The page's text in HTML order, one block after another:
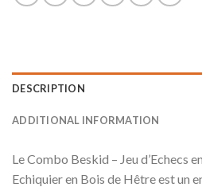
DESCRIPTION
ADDITIONAL INFORMATION
Le Combo Beskid – Jeu d’Echecs
Echiquier en Bois de Hêtre est un